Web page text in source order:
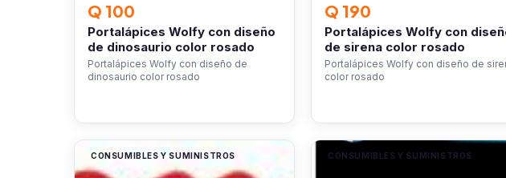
Q 100
Portalápices Wolfy con diseño
de dinosaurio color rosado
Portalápices Wolfy con diseño de
dinosaurio color rosado
Q 190
Portalápices Wolfy con
de sirena color rosado
Portalápices Wolfy con diseño de
color rosado
CONSUMIBLES Y SUMINISTROS CONSUMIBLES Y SUMINISTROS